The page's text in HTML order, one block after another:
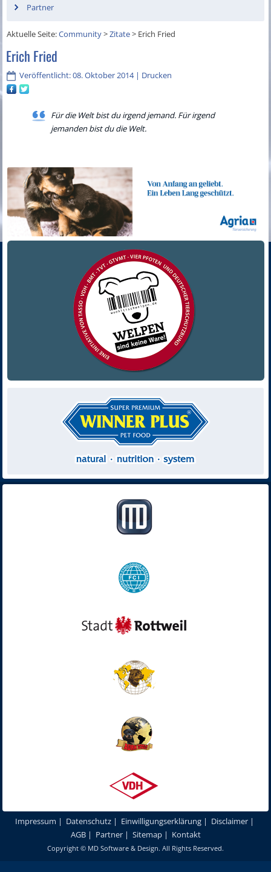
Partner
Aktuelle Seite:Community>Zitate> Erich Fried
Erich Fried
Veröffentlicht: 08. Oktober 2014| Drucken
Für die Welt bist du irgend jemand. Für irgend
jemanden bist du die Welt.
Impressum | Datenschutz | Einwilligungserklärung | Disclaimer |
AGB| Partner| Sitemap| Kontakt
Copyright © MD Software & Design. All Rights Reserved.